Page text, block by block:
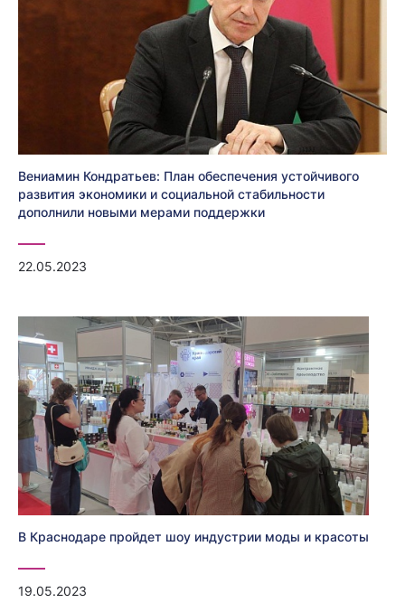
Вениамин Кондратьев: План обеспечения устойчивого
развития экономики и социальной стабильности
дополнили новыми мерами поддержки
22.05.2023
В Краснодаре пройдет шоу индустрии моды и красоты
19.05.2023